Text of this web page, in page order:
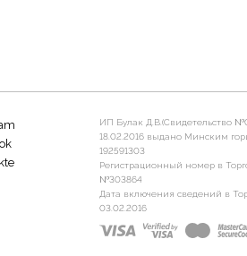
ИП Булак Д.В.(Свидетельство
18.02.2016 выдано Минским
192591303
Регистрационный номер в
№303864
Дата включения сведений в
03.02.2016